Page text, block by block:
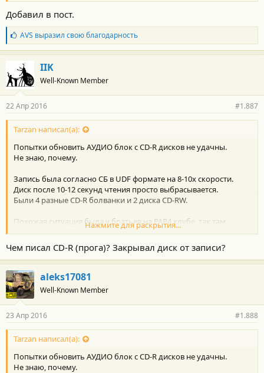
Добавил в пост.
Б
л
а
г
о
д
а
н
о
с
и
:
AVS выразил свою благодарность
IIK
Well-Known Member
22 Апр 2016 #1.887
Tarzan написал(а):
Попытки обновить АУДИО блок с CD-R дисков не удачны.
Не знаю, почему.
Запись была согласно СБ в UDF формате на 8-10x скорости.
Диск после 10-12 секунд чтения просто выбрасывается.
Были 4 разные CD-R болванки и 2 диска CD-RW.
Похожая ситуация была у братьев на РАВ4 клубе, так там
пришлось снимать ШГУ и обновляться через USB разъем
АУДИО модуля.
Нажмите для раскрытия...
Чем писал CD-R (прога)? Закрывал диск от записи?
aleks17081
Well-Known Member
23 Апр 2016 #1.888
Tarzan написал(а):
Попытки обновить АУДИО блок с CD-R дисков не удачны.
Не знаю, почему.